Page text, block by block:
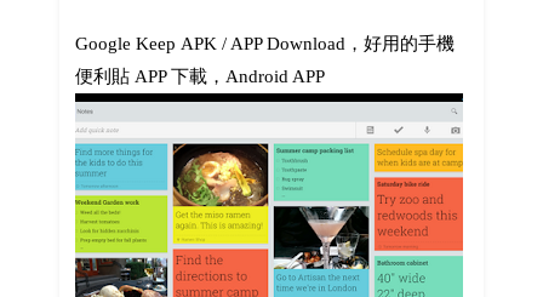
Google Keep APK / APP Download，好用的手機
便利貼 APP 下載，Android APP